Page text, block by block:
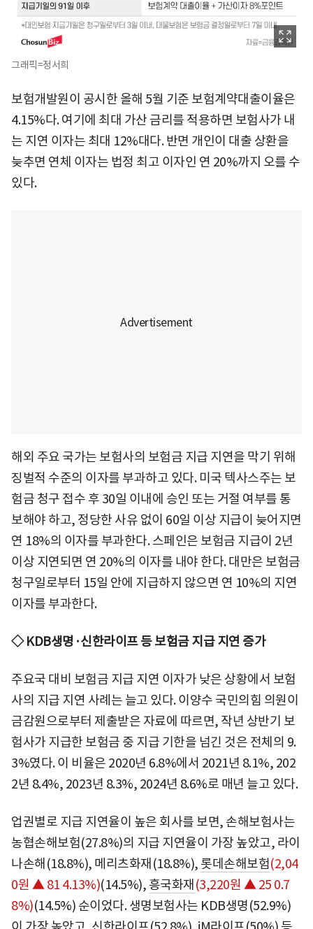
그래픽=정서희
보험개발원이 공시한 올해 5월 기준 보험계약대출이율은
4.15%다. 여기에 최대 가산 금리를 적용하면 보험사가 내
는 지연 이자는 최대 12%대다. 반면 개인이 대출 상환을
늦추면 연체 이자는 법정 최고 이자인 연 20%까지 오를 수
있다.
해외 주요 국가는 보험사의 보험금 지급 지연을 막기 위해
징벌적 수준의 이자를 부과하고 있다. 미국 텍사스주는 보
험금 청구 접수 후 30일 이내에 승인 또는 거절 여부를 통
보해야 하고, 정당한 사유 없이 60일 이상 지급이 늦어지면
연 18%의 이자를 부과한다. 스페인은 보험금 지급이 2년
이상 지연되면 연 20%의 이자를 내야 한다. 대만은 보험금
청구일로부터 15일 안에 지급하지 않으면 연 10%의 지연
이자를 부과한다.
◇ KDB생명·신한라이프 등 보험금 지급 지연 증가
주요국 대비 보험금 지급 지연 이자가 낮은 상황에서 보험
사의 지급 지연 사례는 늘고 있다. 이양수 국민의힘 의원이
금감원으로부터 제출받은 자료에 따르면, 작년 상반기 보
험사가 지급한 보험금 중 지급 기한을 넘긴 것은 전체의 9.
3%였다. 이 비율은 2020년 6.8%에서 2021년 8.1%, 202
2년 8.4%, 2023년 8.3%, 2024년 8.6%로 매년 늘고 있다.
업권별로 지급 지연율이 높은 회사를 보면, 손해보험사는
농협손해보험(27.8%)의 지급 지연율이 가장 높았고, 라이
나손해(18.8%), 메리츠화재(18.8%), 롯데손해보험(2,04
0원 ▲ 81 4.13%)(14.5%), 흥국화재 (3,220원 ▲ 25 0.7
8%)(14.5%) 순이었다. 생명보험사는 KDB생명(52.9%)